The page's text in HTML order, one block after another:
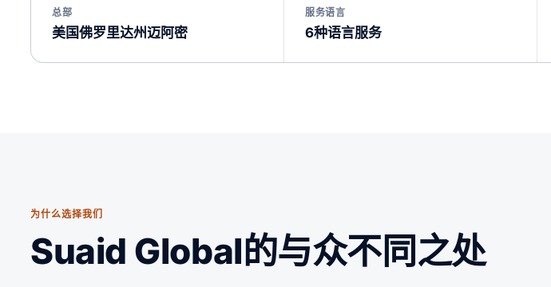
总部
美国佛罗里达州迈阿密
服务语言
6种语言服务
为什么选择我们
Suaid Global的与众不同之处